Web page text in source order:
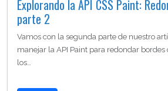
Explorando la API CSS Paint:
parte 2
Vamos con la segunda parte de nuestro
manejar la API Paint para redondar
los…